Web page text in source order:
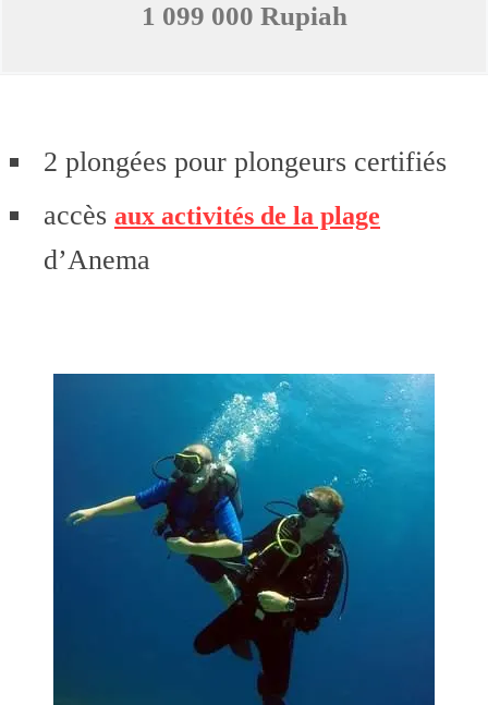
1 099 000 Rupiah
2 plongées pour plongeurs certifiés
accès aux activités de la plage
d’Anema